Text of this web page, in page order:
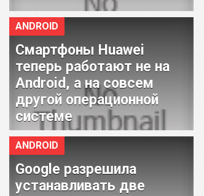
ANDROID
Смартфоны Huawei
теперь работают не на
Android, а на совсем
другой операционной
системе
ANDROID
Google разрешила
устанавливать две